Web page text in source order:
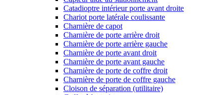
Catadioptre intérieur porte avant droite
Chariot porte latérale coulissante
Charnière de capot
Charnière de porte arrière droit
Charnière de porte arrière gauche
Charnière de porte avant droit
Charnière de porte avant gauche
Charnière de porte de coffre droit
Charnière de porte de coffre gauche
Cloison de séparation (utilitaire)